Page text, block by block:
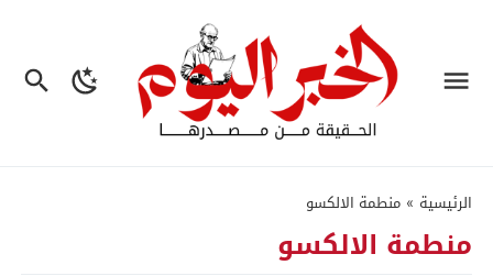
الرئيسية » منطمة الالكسو
منطمة الالكسو